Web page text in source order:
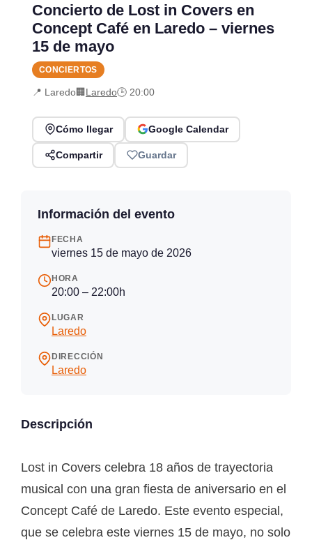
Concierto de Lost in Covers en
Concept Café en Laredo – viernes
15 de mayo
CONCIERTOS
📍 Laredo🏢Laredo🕒 20:00
Cómo llegar Google Calendar
Compartir Guardar
Información del evento
FECHA
viernes 15 de mayo de 2026
HORA
20:00 – 22:00h
LUGAR
Laredo
DIRECCIÓN
Laredo
Descripción
Lost in Covers celebra 18 años de trayectoria
musical con una gran fiesta de aniversario en el
Concept Café de Laredo. Este evento especial,
que se celebra este viernes 15 de mayo, no solo